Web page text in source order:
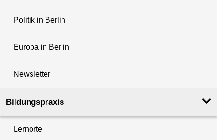
Politik in Berlin
Europa in Berlin
Newsletter
Bildungspraxis
Lernorte